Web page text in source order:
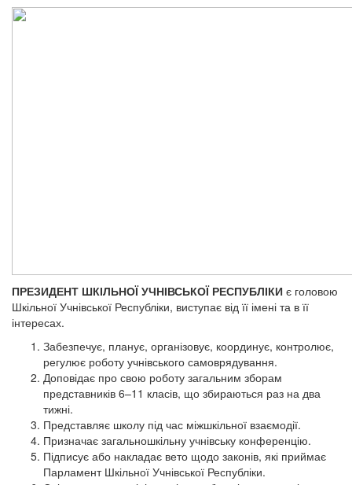
ПРЕЗИДЕНТ ШКІЛЬНОЇ УЧНІВСЬКОЇ РЕСПУБЛІКИ є головою
Шкільної Учнівської Республіки, виступає від її імені та в її
інтересах.
Забезпечує, планує, організовує, координує, контролює,
регулює роботу учнівського самоврядування.
Доповідає про свою роботу загальним зборам
представників 6–11 класів, що збираються раз на два
тижні.
Представляє школу під час міжшкільної взаємодії.
Призначає загальношкільну учнівську конференцію.
Підписує або накладає вето щодо законів, які приймає
Парламент Шкільної Учнівської Республіки.